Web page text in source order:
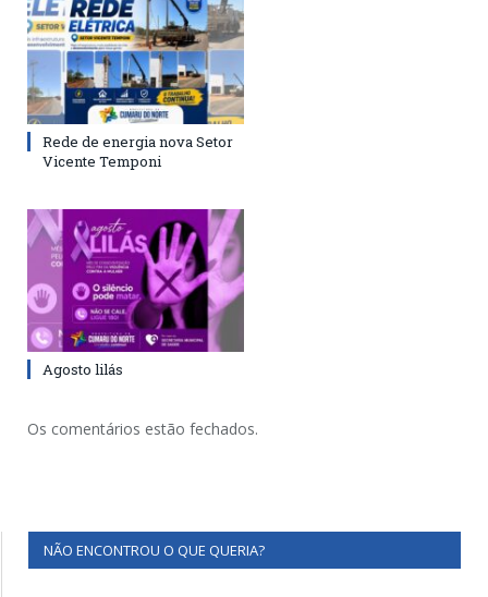
Rede de energia nova Setor
Vicente Temponi
Agosto lilás
Os comentários estão fechados.
NÃO ENCONTROU O QUE QUERIA?